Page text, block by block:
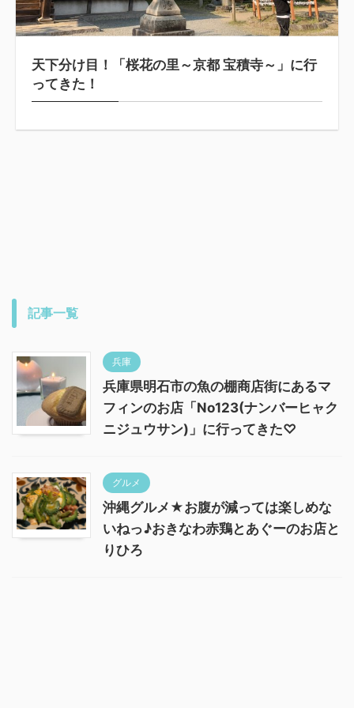
天下分け目！「桜花の里～京都 宝積寺～」に行
ってきた！
記事一覧
兵庫
兵庫県明石市の魚の棚商店街にあるマ
フィンのお店「No123(ナンバーヒャク
ニジュウサン)」に行ってきた♡
グルメ
沖縄グルメ★お腹が減っては楽しめな
いねっ♪おきなわ赤鶏とあぐーのお店と
りひろ